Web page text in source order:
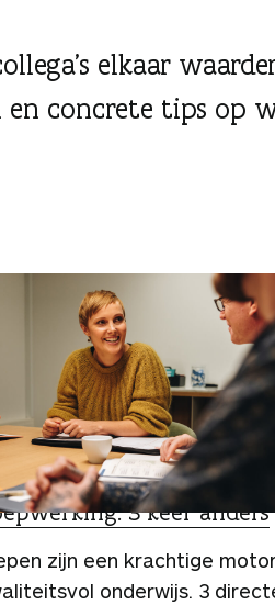
elkaar
concrete tips op
ZIJ HET
3 keer anders
zijn een krachtige
onderwijs. 3